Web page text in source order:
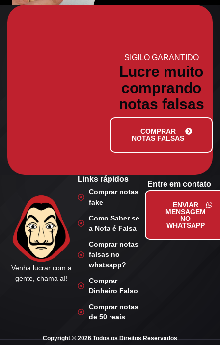
SIGILO GARANTIDO
Lucre muito
comprando
notas falsas
COMPRAR
NOTAS FALSAS
Venha lucrar com a
gente, chama aí!
Links rápidos
Comprar notas
fake
Como Saber se
a Nota é Falsa
Comprar notas
falsas no
whatsapp?
Comprar
Dinheiro Falso
Comprar notas
de 50 reais
Entre em contato
ENVIAR
MENSAGEM
NO
WHATSAPP
Copyright © 2026 Todos os Direitos Reservados